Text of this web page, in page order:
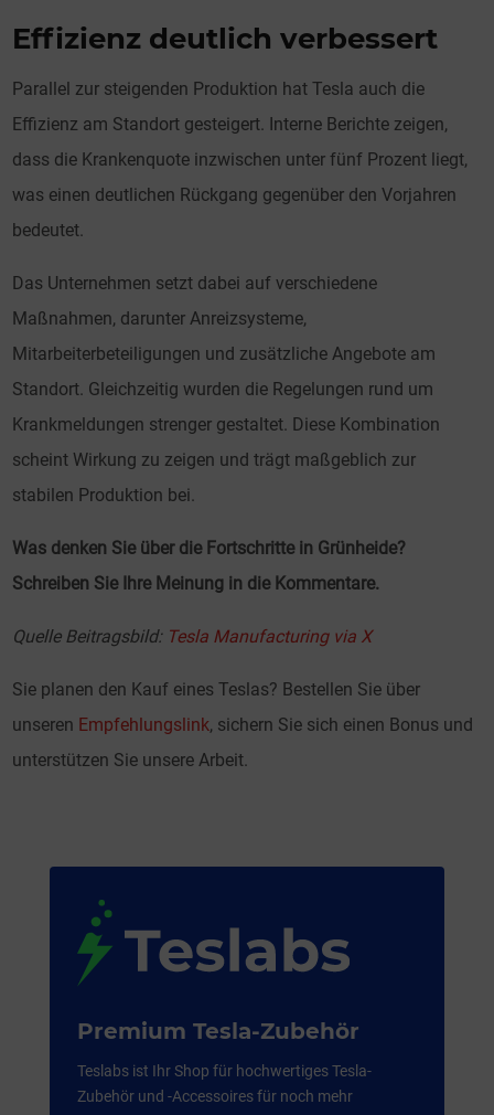
Effizienz deutlich verbessert
Parallel zur steigenden Produktion hat Tesla auch die
Effizienz am Standort gesteigert. Interne Berichte zeigen,
dass die Krankenquote inzwischen unter fünf Prozent liegt,
was einen deutlichen Rückgang gegenüber den Vorjahren
bedeutet.
Das Unternehmen setzt dabei auf verschiedene
Maßnahmen, darunter Anreizsysteme,
Mitarbeiterbeteiligungen und zusätzliche Angebote am
Standort. Gleichzeitig wurden die Regelungen rund um
Krankmeldungen strenger gestaltet. Diese Kombination
scheint Wirkung zu zeigen und trägt maßgeblich zur
stabilen Produktion bei.
Was denken Sie über die Fortschritte in Grünheide?
Schreiben Sie Ihre Meinung in die Kommentare.
Quelle Beitragsbild: Tesla Manufacturing via X
Sie planen den Kauf eines Teslas? Bestellen Sie über
unseren Empfehlungslink, sichern Sie sich einen Bonus und
unterstützen Sie unsere Arbeit.
Premium Tesla-Zubehör
Teslabs ist Ihr Shop für hochwertiges Tesla-
Zubehör und -Accessoires für noch mehr